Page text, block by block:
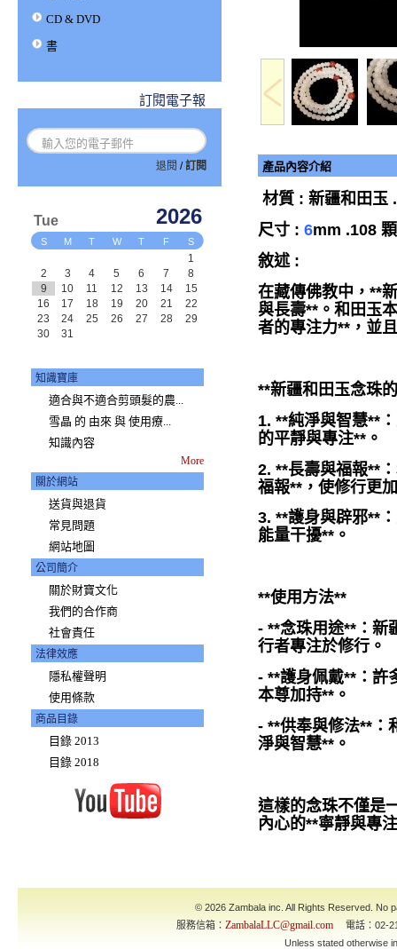
CD & DVD
書
訂閱電子報
退閱 /訂閱
Tue 2026
S M T W T F S
1
2
3 4 5 6 7
8
9
10 11 12 13 14
15
16
17 18 19 20 21
22
23
24 25 26 27 28
29
30
31
知識寶庫
適合與不適合剪頭髮的農...
雪晶 的 由來 與 使用療...
知識內容
More
關於網站
送貨與退貨
常見問題
網站地圖
公司簡介
關於財寶文化
我們的合作商
社會責任
法律效應
隱私權聲明
使用條款
商品目錄
目錄 2013
目錄 2018
產品內容介紹
材質 : 新疆和田玉
尺寸 : 6mm .108
敘述 :
在藏傳佛教中，**
與長壽**。和田玉
者的專注力**，並
**新疆和田玉念珠
1. **純淨與智慧**
的平靜與專注**。
2. **長壽與福報**
福報**，使修行更
3. **護身與辟邪**
能量干擾**。
**使用方法**
- **念珠用途**：新
行者專注於修行。
- **護身佩戴**：許
本尊加持**。
- **供奉與修法**：
淨與智慧**。
這樣的念珠不僅是
內心的**寧靜與專
© 2026 Zambala inc. All Rights Reserved. No
服務信箱： ZambalaLLC@gmail.com 電話：02-
Unless stated